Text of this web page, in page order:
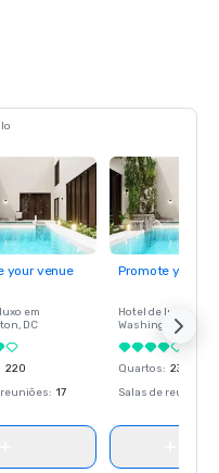
your venue
em
, DC
220
reuniões: 17
Promote your
Hotel de luxo em
Washington
Quartos: 237
Salas de reuniões